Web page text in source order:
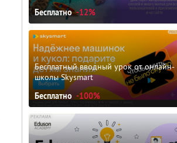
Бесплатно -12%
Бесплатный вводный урок от онлайн-
школы Skysmart
Бесплатно -100%